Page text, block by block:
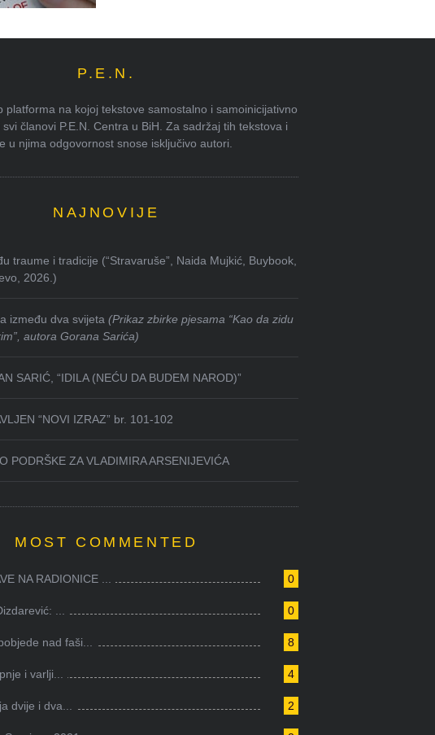
P.E.N.
platforma na kojoj tekstove samostalno i samoinicijativno
članovi P.E.N. Centra u BiH. Za sadržaj tih tekstova i
u njima odgovornost snose isključivo autori.
NAJNOVIJE
traume i tradicije (“Stravaruše”, Naida Mujkić, Buybook,
2026.)
između dva svijeta(Prikaz zbirke pjesama “Kao da zidu
autora Gorana Sarića)
SARIĆ, “IDILA (NEĆU DA BUDEM NAROD)”
“NOVI IZRAZ” br. 101-102
PODRŠKE ZA VLADIMIRA ARSENIJEVIĆA
MOST COMMENTED
0
NA RADIONICE ...
0
...
8
nad faši...
4
i varlji...
2
dvije i dva...